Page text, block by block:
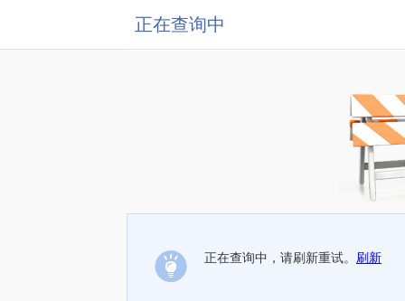
正在查询中
正在查询中，请刷新重试。 刷新